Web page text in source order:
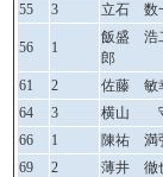
55
3 立石 数
56 1
飯盛 浩
郎
61
2
佐藤 敏
64
3
横山
66
1
陳祐 満
69
2
薄井 徹